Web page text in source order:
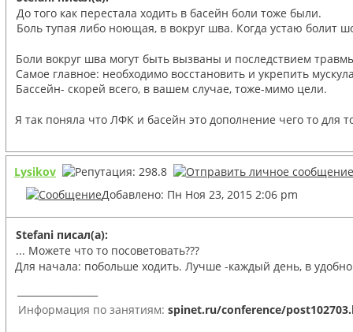
До того как перестала ходить в басейн боли тоже были.
Боль тупая либо ноющая, в вокруг шва. Когда устаю болит
Боли вокруг шва могут быть вызваны и последствием
Самое главное: необходимо восстановить и укрепить
Бассейн- скорей всего, в вашем случае, тоже-мимо цели.
Я так поняла что ЛФК и басейн это дополнение чего то для
Lysikov
Добавлено: Пн Ноя 23, 2015 2:06 pm
Stefani писал(а):
... Можете что то посоветовать???
Для начала: побольше ходить. Лучше -каждый день, в
Информация по занятиям: spinet.ru/conference/